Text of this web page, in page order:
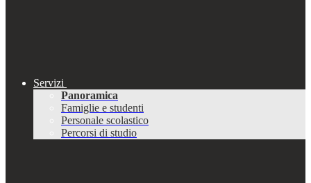
Servizi
Panoramica
Famiglie e studenti
Personale scolastico
Percorsi di studio